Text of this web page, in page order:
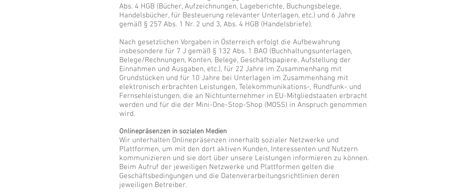
Abs. 4 HGB (Bücher, Aufzeichnungen, Lageberichte, Buchungsbelege,
Handelsbücher, für Besteuerung relevanter Unterlagen, etc.) und 6 Jahre
gemäß § 257 Abs. 1 Nr. 2 und 3, Abs. 4 HGB (Handelsbriefe).
Nach gesetzlichen Vorgaben in Österreich erfolgt die Aufbewahrung
insbesondere für 7 J gemäß § 132 Abs. 1 BAO (Buchhaltungsunterlagen,
Belege/Rechnungen, Konten, Belege, Geschäftspapiere, Aufstellung der
Einnahmen und Ausgaben, etc.), für 22 Jahre im Zusammenhang mit
Grundstücken und für 10 Jahre bei Unterlagen im Zusammenhang mit
elektronisch erbrachten Leistungen, Telekommunikations-, Rundfunk- und
Fernsehleistungen, die an Nichtunternehmer in EU-Mitgliedstaaten erbracht
werden und für die der Mini-One-Stop-Shop (MOSS) in Anspruch genommen
wird.
Onlinepräsenzen in sozialen Medien
Wir unterhalten Onlinepräsenzen innerhalb sozialer Netzwerke und
Plattformen, um mit den dort aktiven Kunden, Interessenten und Nutzern
kommunizieren und sie dort über unsere Leistungen informieren zu können.
Beim Aufruf der jeweiligen Netzwerke und Plattformen gelten die
Geschäftsbedingungen und die Datenverarbeitungsrichtlinien deren
jeweiligen Betreiber.